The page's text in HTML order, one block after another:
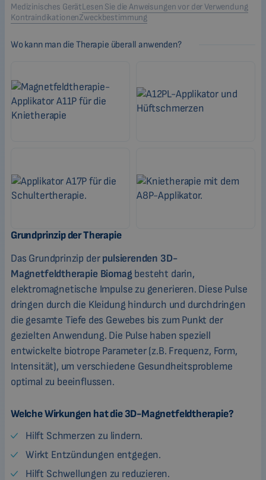
Medizinisches GerätLesen Sie die Anweisungen vor der Verwendung
KontraindikationenZweckbestimmung
Wo kann man die Therapie überall anwenden?
Grundprinzip der Therapie
Das Grundprinzip derpulsierenden 3D-
Magnetfeldtherapie Biomagbesteht darin,
elektromagnetische Impulse zu generieren. Diese Pulse
dringen durch die Kleidung hindurch und durchdringen
die gesamte Tiefe des Gewebes bis zum Punkt der
gezielten Anwendung. Die Pulse haben speziell
entwickelte biotrope Parameter (z.B. Frequenz, Form,
Intensität), um verschiedene Gesundheitsprobleme
optimal zu beeinflussen.
Welche Wirkungen hat die 3D-Magnetfeldtherapie?
Hilft Schmerzen zu lindern.
Wirkt Entzündungen entgegen.
Hilft Schwellungen zu reduzieren.